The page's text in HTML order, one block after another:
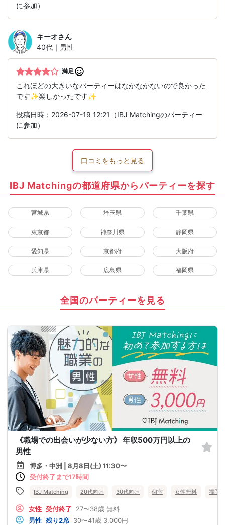
に参加）
キーオさん
40代｜男性
満足
これほどの大きいなパーティーはなかなかないので良かった
です✨楽しかったです✨
投稿日時：2026-07-19 12:21（IBJ Matchingのパーティー
に参加）
口コミをもっと見る
IBJ Matchingの都道府県からパーティーを探す
宮城県 埼玉県 千葉県
東京都 神奈川県 静岡県
愛知県 京都府 大阪府
兵庫県 広島県 福岡県
全国のパーティーを見る
《職場での出会いが少ない方》 年収500万円以上の
男性
博多・中洲 | 8月8日(土) 11:30〜
受付終了まで17時間
IBJ Matching 20代向け 30代向け 個室 女性無料 福岡県
女性 受付終了 27〜38歳 無料
男性 残り2席 30〜41歳 3,000円